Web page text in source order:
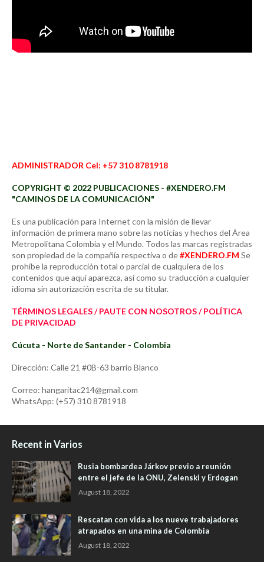
ADMINISTRADOR Cel: +57 310 8781918
COPYRIGHT © 2022 PUBLICACIONES - #XENDERO.FM
"CAMINOS DE LA COMUNICACIÓN"
Es una publicación para Internet con la misión de llevar
información de primera mano sobre las noticias y hechos del Área
Metropolitana Colombia y el Mundo. Todos las marcas registradas
son propiedad de la compañía respectiva o de#XENDERO.FM Se
prohíbe la reproducción total o parcial de cualquiera de los
contenidos que aquí aparezca, así como su traducción a cualquier
idioma sin autorización escrita de su titular.
TÉRMINOS LEGALES / PAUTE CON NOSOTROS / POLÍTICA
DE PRIVACIDAD
Cúcuta - Norte de Santander - Colombia
Dirección: Calle 21 #0B-63 barrio Blanco
Correo: hangaritac214@gmail.com
WhatsApp: (+57) 310 8781918
Recent in Varios
Rusia bombardea Járkov previo a reunión
entre el jefe de la ONU, Zelenski y Erdogan
August 18, 2022
Rescatan con vida a los nueve trabajadores
atrapados en una mina de Colombia
August 18, 2022